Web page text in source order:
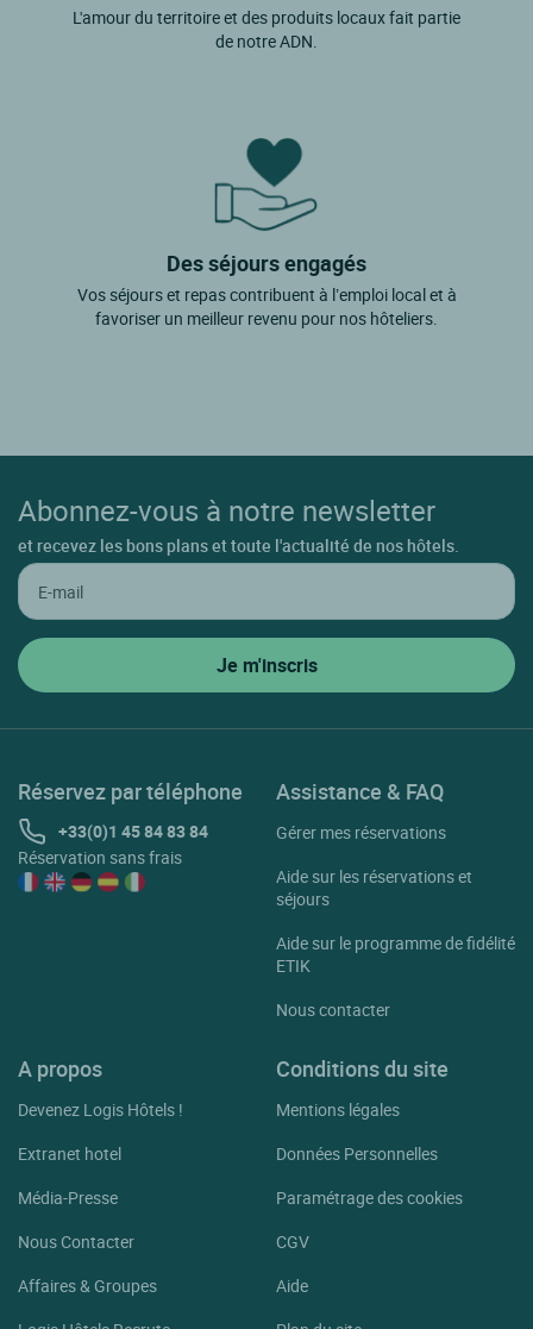
L'amour du territoire et des produits locaux fait partie
de notre ADN.
Des séjours engagés
Vos séjours et repas contribuent à l’emploi local et à
favoriser un meilleur revenu pour nos hôteliers.
Abonnez-vous à notre newsletter
et recevez les bons plans et toute l'actualité de nos hôtels.
Réservez par téléphone
+33(0)1 45 84 83 84
Réservation sans frais
Assistance & FAQ
Gérer mes réservations
Aide sur les réservations et
séjours
Aide sur le programme de fidélité
ETIK
Nous contacter
A propos
Devenez Logis Hôtels !
Extranet hotel
Média-Presse
Nous Contacter
Affaires & Groupes
Conditions du site
Mentions légales
Données Personnelles
Paramétrage des cookies
CGV
Aide